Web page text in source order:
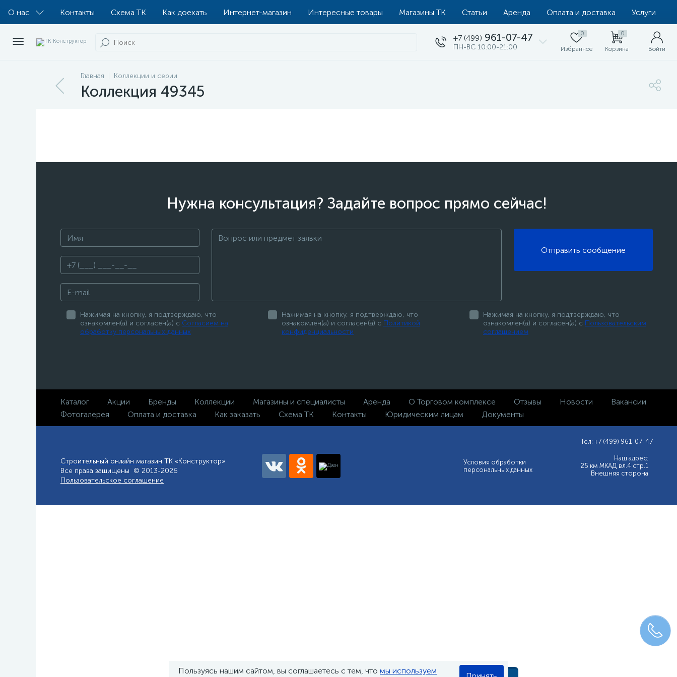
О нас Контакты Схема ТК Как доехать Интернет-магазин Интересные товары Магазины ТК Статьи Аренда Оплата и доставка Услуги
+7 (499) 961-07-47
ПН-ВС 10:00-21:00
0
Избранное
0
Корзина Войти
Главная Коллекции и серии
Коллекция 49345
Нужна консультация? Задайте вопрос прямо сейчас!
Отправить сообщение
Нажимая на кнопку, я подтверждаю, что
ознакомлен(а) и согласен(а) с Согласием на
обработку персональных данных
Нажимая на кнопку, я подтверждаю, что
ознакомлен(а) и согласен(а) с Политикой
конфиденциальности
Нажимая на кнопку, я подтверждаю, что
ознакомлен(а) и согласен(а) с Пользовательским
соглашением
Каталог Акции Бренды Коллекции Магазины и специалисты Аренда О Торговом комплексе Отзывы Новости
Вакансии
Фотогалерея
Оплата и доставка Как заказать Схема ТК Контакты Юридическим лицам Документы
Строительный онлайн магазин ТК «Конструктор»
Все права защищены © 2013-2026
Пользовательское соглашение
Условия обработки
персональных данных
Тел: +7 (499) 961-07-47
Наш адрес:
25 км МКАД вл.4 стр.1
Внешняя сторона
Пользуясь нашим сайтом, вы соглашаетесь с тем, что мы используем